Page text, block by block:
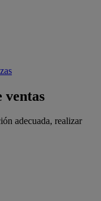
ventas
adecuada, realizar